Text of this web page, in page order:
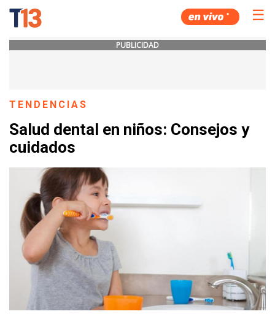
☰
PUBLICIDAD
TENDENCIAS
Salud dental en niños: Consejos y
cuidados